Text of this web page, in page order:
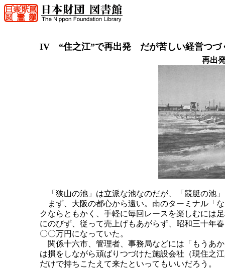
IV “住之江”で再出発 だが苦しい経営つづ
再出
「狭山の池」は立派な池なのだが、「競艇の池
まず、大阪の都心から遠い。南のターミナル「
クならともかく、手軽に毎回レースを楽しむには
にのびず、従って売上げもあがらず、昭和三十年
〇〇万円になっていた。
関係十六市、管理者、事務局などには「もうあ
は損をしながら頑ばりつづけた施設会社（現住之
だけで持ちこたえて来たといってもいいだろう。